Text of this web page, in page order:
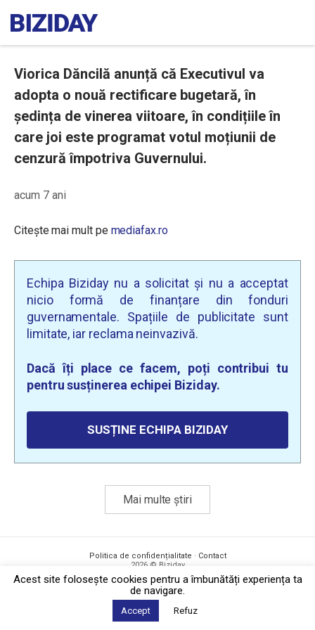
Viorica Dăncilă anunță că Executivul va
adopta o nouă rectificare bugetară, în
ședința de vinerea viitoare, în condițiile în
care joi este programat votul moțiunii de
cenzură împotriva Guvernului.
acum 7 ani
Citește mai mult pe mediafax.ro
Echipa Biziday nu a solicitat și nu a acceptat
nicio formă de finanțare din fonduri
guvernamentale. Spațiile de publicitate sunt
limitate, iar reclama neinvazivă.
Dacă îți place ce facem, poți contribui tu
pentru susținerea echipei Biziday.
SUSȚINE ECHIPA BIZIDAY
Mai multe știri
Politica de confidențialitate · Contact
2026 © Biziday
Acest site foloseşte cookies pentru a îmbunătăți experiența ta
de navigare.
Accept Refuz